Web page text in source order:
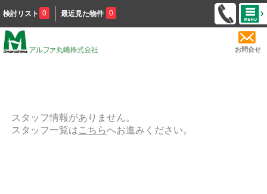
検討リスト 0 最近見た物件 0
お問合せ
スタッフ情報がありません。
スタッフ一覧はこちらへお進みください。